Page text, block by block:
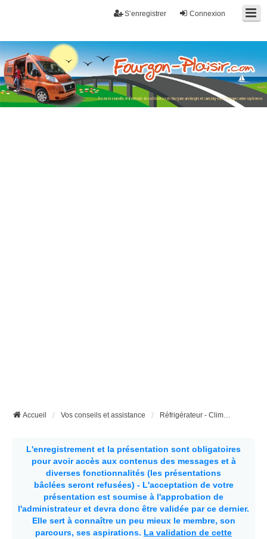
Connexion
S’enregistrer
Fourgon-plaisir.com
Forum de conseils et d'entraide des utilisateurs de fourgons, fourgons
aménagés, vans et de camping-car. Partagez votre expérience.
Accueil Vos conseils et assistance Réfrigérateur - Climatisation etc...
L'enregistrement et la présentation sont obligatoires
pour avoir accès aux contenus des messages et à
diverses fonctionnalités (les présentations
bâclées seront refusées) - L'acceptation de votre
présentation est soumise à l'approbation de
l'administrateur et devra donc être validée par ce dernier.
Elle sert à connaître un peu mieux le membre, son
parcours, ses aspirations. La validation de cette